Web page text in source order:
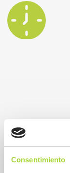
Consentimiento